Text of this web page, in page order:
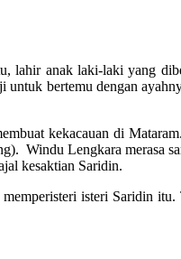
lahir anak laki-laki yang
untuk bertemu dengan
kekacauan di
Windu Lengkara merasa
kesaktian Saridin.
isteri Saridin itu.